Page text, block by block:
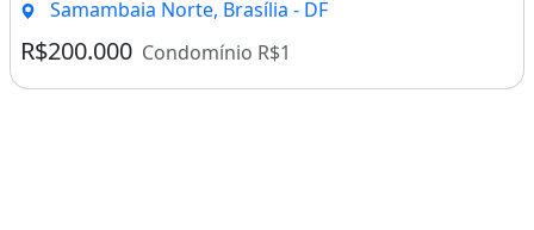
Samambaia Norte, Brasília - DF
R$200.000 Condomínio R$1